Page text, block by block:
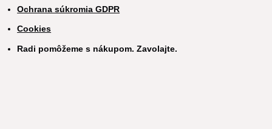
Ochrana súkromia GDPR
Cookies
Radi pomôžeme s nákupom. Zavolajte.